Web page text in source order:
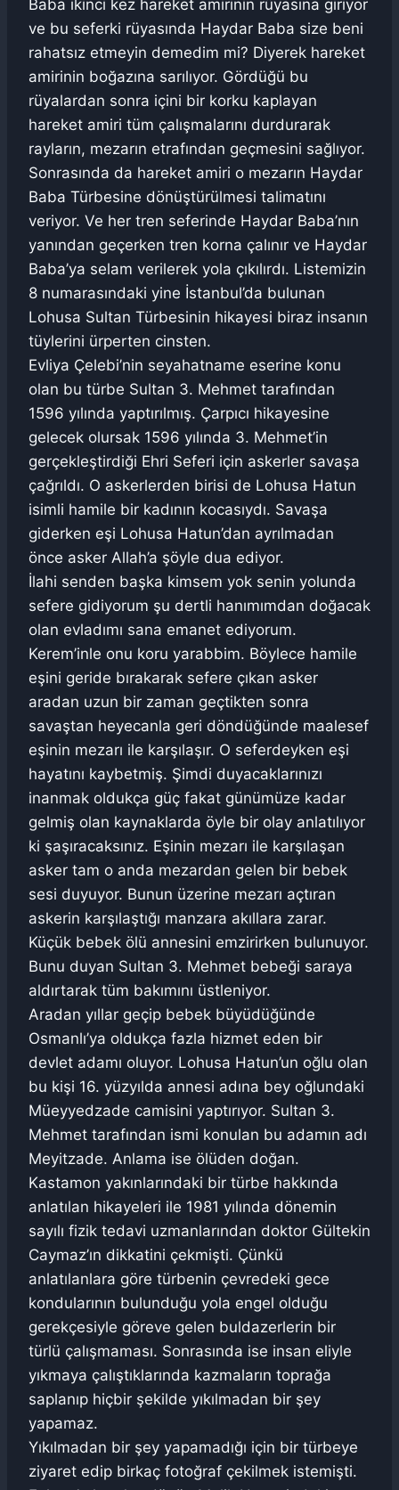
Baba ikinci kez hareket amirinin rüyasına giriyor
ve bu seferki rüyasında Haydar Baba size beni
rahatsız etmeyin demedim mi? Diyerek hareket
amirinin boğazına sarılıyor. Gördüğü bu
rüyalardan sonra içini bir korku kaplayan
hareket amiri tüm çalışmalarını durdurarak
rayların, mezarın etrafından geçmesini sağlıyor.
Sonrasında da hareket amiri o mezarın Haydar
Baba Türbesine dönüştürülmesi talimatını
veriyor. Ve her tren seferinde Haydar Baba’nın
yanından geçerken tren korna çalınır ve Haydar
Baba’ya selam verilerek yola çıkılırdı. Listemizin
8 numarasındaki yine İstanbul’da bulunan
Lohusa Sultan Türbesinin hikayesi biraz insanın
tüylerini ürperten cinsten.
Evliya Çelebi’nin seyahatname eserine konu
olan bu türbe Sultan 3. Mehmet tarafından
1596 yılında yaptırılmış. Çarpıcı hikayesine
gelecek olursak 1596 yılında 3. Mehmet’in
gerçekleştirdiği Ehri Seferi için askerler savaşa
çağrıldı. O askerlerden birisi de Lohusa Hatun
isimli hamile bir kadının kocasıydı. Savaşa
giderken eşi Lohusa Hatun’dan ayrılmadan
önce asker Allah’a şöyle dua ediyor.
İlahi senden başka kimsem yok senin yolunda
sefere gidiyorum şu dertli hanımımdan doğacak
olan evladımı sana emanet ediyorum.
Kerem’inle onu koru yarabbim. Böylece hamile
eşini geride bırakarak sefere çıkan asker
aradan uzun bir zaman geçtikten sonra
savaştan heyecanla geri döndüğünde maalesef
eşinin mezarı ile karşılaşır. O seferdeyken eşi
hayatını kaybetmiş. Şimdi duyacaklarınızı
inanmak oldukça güç fakat günümüze kadar
gelmiş olan kaynaklarda öyle bir olay anlatılıyor
ki şaşıracaksınız. Eşinin mezarı ile karşılaşan
asker tam o anda mezardan gelen bir bebek
sesi duyuyor. Bunun üzerine mezarı açtıran
askerin karşılaştığı manzara akıllara zarar.
Küçük bebek ölü annesini emzirirken bulunuyor.
Bunu duyan Sultan 3. Mehmet bebeği saraya
aldırtarak tüm bakımını üstleniyor.
Aradan yıllar geçip bebek büyüdüğünde
Osmanlı’ya oldukça fazla hizmet eden bir
devlet adamı oluyor. Lohusa Hatun’un oğlu olan
bu kişi 16. yüzyılda annesi adına bey oğlundaki
Müeyyedzade camisini yaptırıyor. Sultan 3.
Mehmet tarafından ismi konulan bu adamın adı
Meyitzade. Anlama ise ölüden doğan.
Kastamon yakınlarındaki bir türbe hakkında
anlatılan hikayeleri ile 1981 yılında dönemin
sayılı fizik tedavi uzmanlarından doktor Gültekin
Caymaz’ın dikkatini çekmişti. Çünkü
anlatılanlara göre türbenin çevredeki gece
kondularının bulunduğu yola engel olduğu
gerekçesiyle göreve gelen buldazerlerin bir
türlü çalışmaması. Sonrasında ise insan eliyle
yıkmaya çalıştıklarında kazmaların toprağa
saplanıp hiçbir şekilde yıkılmadan bir şey
yapamaz.
Yıkılmadan bir şey yapamadığı için bir türbeye
ziyaret edip birkaç fotoğraf çekilmek istemişti.